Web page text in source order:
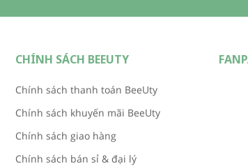
CHÍNH SÁCH BEEUTY
Chính sách thanh toán BeeUty
Chính sách khuyến mãi BeeUty
Chính sách giao hàng
Chính sách bán sỉ & đại lý